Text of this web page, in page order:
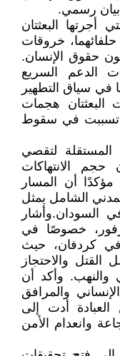
رسمي.
أجرتها البعثتان
خروقات
حقوق الإنسان.
الدعم السريع
سياق التطهير
البعثتان هجمات
تسببت في سقوط
المستقلة لتقصي
الانتهاكات
مؤكدًا أن المسار
الشامل يمثل
السودان.وأشار
خصوصًا في
في كردفان، حيث
القتل والاحتجاز
والنهب. وأكد أن
والمرافق
العبادة أدت إلى
وانعدام الأمن